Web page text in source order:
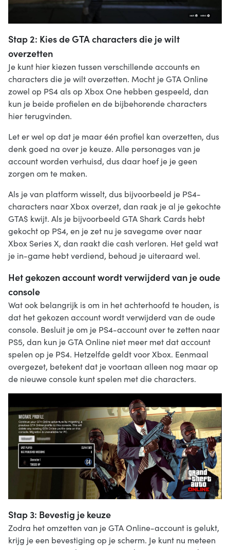
Stap 2: Kies de GTA characters die je wilt
overzetten
Je kunt hier kiezen tussen verschillende accounts en
characters die je wilt overzetten. Mocht je GTA Online
zowel op PS4 als op Xbox One hebben gespeeld, dan
kun je beide profielen en de bijbehorende characters
hier terugvinden.
Let er wel op dat je maar één profiel kan overzetten, dus
denk goed na over je keuze. Alle personages van je
account worden verhuisd, dus daar hoef je je geen
zorgen om te maken.
Als je van platform wisselt, dus bijvoorbeeld je PS4-
characters naar Xbox overzet, dan raak je al je gekochte
GTA$ kwijt. Als je bijvoorbeeld GTA Shark Cards hebt
gekocht op PS4, en je zet nu je savegame over naar
Xbox Series X, dan raakt die cash verloren. Het geld wat
je in-game hebt verdiend, behoud je uiteraard wel.
Het gekozen account wordt verwijderd van je oude
console
Wat ook belangrijk is om in het achterhoofd te houden, is
dat het gekozen account wordt verwijderd van de oude
console. Besluit je om je PS4-account over te zetten naar
PS5, dan kun je GTA Online niet meer met dat account
spelen op je PS4. Hetzelfde geldt voor Xbox. Eenmaal
overgezet, betekent dat je voortaan alleen nog maar op
de nieuwe console kunt spelen met die characters.
Stap 3: Bevestig je keuze
Zodra het omzetten van je GTA Online-account is gelukt,
krijg je een bevestiging op je scherm. Je kunt nu meteen